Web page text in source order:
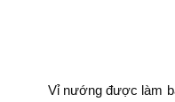
Vỉ nướng được làm